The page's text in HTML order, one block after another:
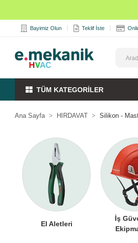
Bayimiz Olun Teklif İste
TÜM KATEGORİLER
Ana Sayfa HIRDAVAT Silikon -
El Aletleri
İş